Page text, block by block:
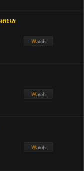
ทะเล